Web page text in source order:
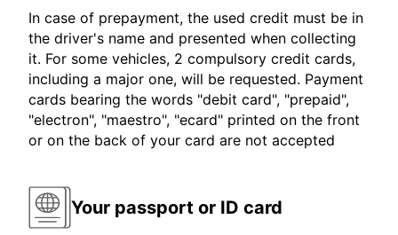
In case of prepayment, the used credit must be in
the driver's name and presented when collecting
it. For some vehicles, 2 compulsory credit cards,
including a major one, will be requested. Payment
cards bearing the words "debit card", "prepaid",
"electron", "maestro", "ecard" printed on the front
or on the back of your card are not accepted
Your passport or ID card